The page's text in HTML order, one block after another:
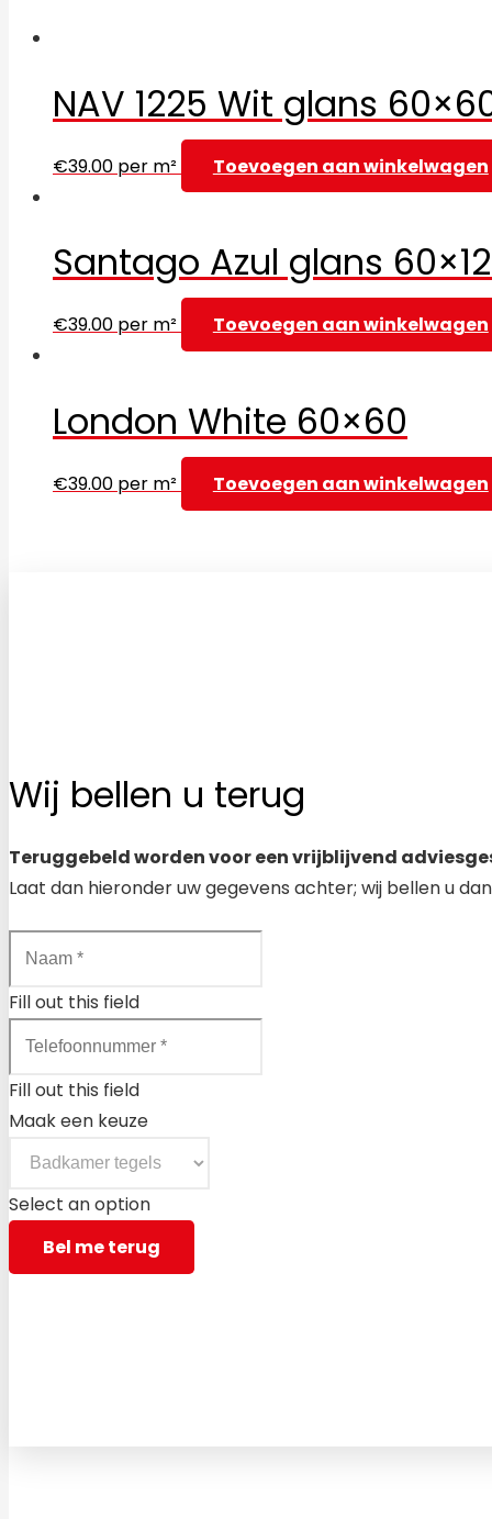
NAV 1225 Wit glans
€39.00 per m² Toevoegen aan winkelwagen
Santago Azul glans
€39.00 per m² Toevoegen aan winkelwagen
London White 60×60
€39.00 per m² Toevoegen aan winkelwagen
Wij bellen u terug
Teruggebeld worden voor een vrijblijvend
Laat dan hieronder uw gegevens achter; wij bellen u
Fill out this field
Fill out this field
Maak een keuze
Select an option
Bel me terug